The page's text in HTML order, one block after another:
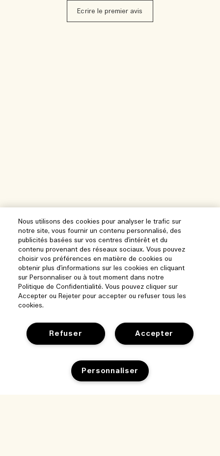
Ecrire le premier avis
Nous utilisons des cookies pour analyser le trafic sur
notre site, vous fournir un contenu personnalisé, des
publicités basées sur vos centres d'intérêt et du
contenu provenant des réseaux sociaux. Vous pouvez
choisir vos préférences en matière de cookies ou
obtenir plus d'informations sur les cookies en cliquant
sur Personnaliser ou à tout moment dans notre
Politique de Confidentialité. Vous pouvez cliquer sur
Accepter ou Rejeter pour accepter ou refuser tous les
cookies.
Accepter
Refuser
Personnaliser